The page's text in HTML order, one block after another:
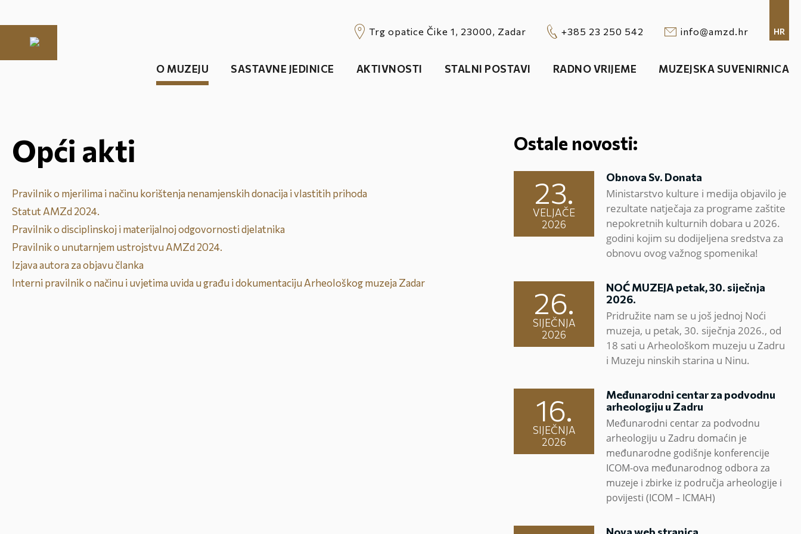
Trg opatice Čike 1, 23000, Zadar +385 23 250 542 info@amzd.hr HR
O MUZEJU SASTAVNE JEDINICE AKTIVNOSTI STALNI POSTAVI RADNO VRIJEME MUZEJSKA SUVENIRNICA
Opći akti
Pravilnik o mjerilima i načinu korištenja nenamjenskih donacija i vlastitih prihoda
Statut AMZd 2024.
Pravilnik o disciplinskoj i materijalnoj odgovornosti djelatnika
Pravilnik o unutarnjem ustrojstvu AMZd 2024.
Izjava autora za objavu članka
Interni pravilnik o načinu i uvjetima uvida u građu i dokumentaciju Arheološkog muzeja Zadar
Ostale novosti:
23.
VELJAČE
2026
Obnova Sv. Donata
Ministarstvo kulture i medija objavilo je
rezultate natječaja za programe zaštite
nepokretnih kulturnih dobara u 2026.
godini kojim su dodijeljena sredstva za
obnovu ovog važnog spomenika!
26.
SIJEČNJA
2026
NOĆ MUZEJA petak, 30. siječnja
2026.
Pridružite nam se u još jednoj Noći
muzeja, u petak, 30. siječnja 2026., od
18 sati u Arheološkom muzeju u Zadru
i Muzeju ninskih starina u Ninu.
16.
SIJEČNJA
2026
Međunarodni centar za podvodnu
arheologiju u Zadru
Međunarodni centar za podvodnu
arheologiju u Zadru domaćin je
međunarodne godišnje konferencije
ICOM-ova međunarodnog odbora za
muzeje i zbirke iz područja arheologije i
povijesti (ICOM – ICMAH)